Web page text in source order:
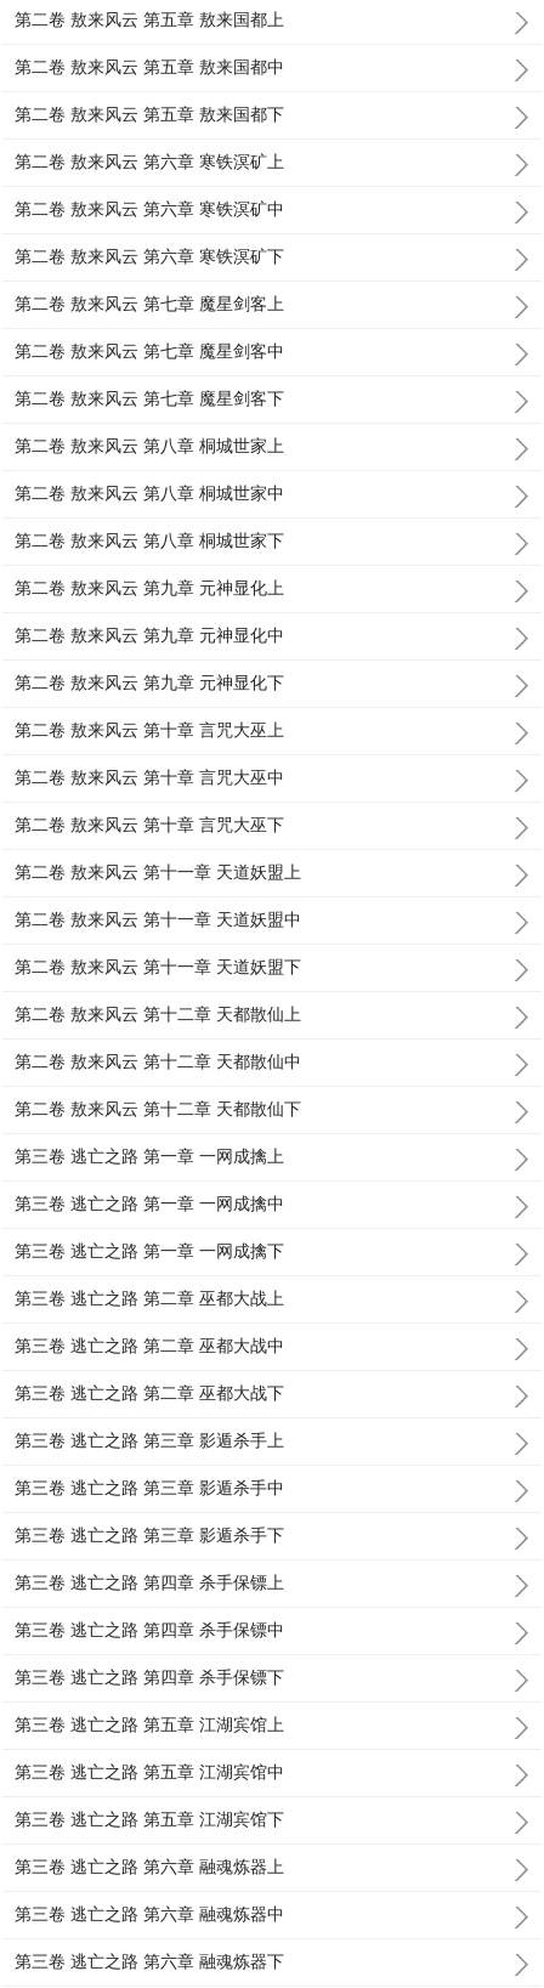
第二卷 敖来风云 第五章 敖来国都上
第二卷 敖来风云 第五章 敖来国都中
第二卷 敖来风云 第五章 敖来国都下
第二卷 敖来风云 第六章 寒铁溟矿上
第二卷 敖来风云 第六章 寒铁溟矿中
第二卷 敖来风云 第六章 寒铁溟矿下
第二卷 敖来风云 第七章 魔星剑客上
第二卷 敖来风云 第七章 魔星剑客中
第二卷 敖来风云 第七章 魔星剑客下
第二卷 敖来风云 第八章 桐城世家上
第二卷 敖来风云 第八章 桐城世家中
第二卷 敖来风云 第八章 桐城世家下
第二卷 敖来风云 第九章 元神显化上
第二卷 敖来风云 第九章 元神显化中
第二卷 敖来风云 第九章 元神显化下
第二卷 敖来风云 第十章 言咒大巫上
第二卷 敖来风云 第十章 言咒大巫中
第二卷 敖来风云 第十章 言咒大巫下
第二卷 敖来风云 第十一章 天道妖盟上
第二卷 敖来风云 第十一章 天道妖盟中
第二卷 敖来风云 第十一章 天道妖盟下
第二卷 敖来风云 第十二章 天都散仙上
第二卷 敖来风云 第十二章 天都散仙中
第二卷 敖来风云 第十二章 天都散仙下
第三卷 逃亡之路 第一章 一网成擒上
第三卷 逃亡之路 第一章 一网成擒中
第三卷 逃亡之路 第一章 一网成擒下
第三卷 逃亡之路 第二章 巫都大战上
第三卷 逃亡之路 第二章 巫都大战中
第三卷 逃亡之路 第二章 巫都大战下
第三卷 逃亡之路 第三章 影遁杀手上
第三卷 逃亡之路 第三章 影遁杀手中
第三卷 逃亡之路 第三章 影遁杀手下
第三卷 逃亡之路 第四章 杀手保镖上
第三卷 逃亡之路 第四章 杀手保镖中
第三卷 逃亡之路 第四章 杀手保镖下
第三卷 逃亡之路 第五章 江湖宾馆上
第三卷 逃亡之路 第五章 江湖宾馆中
第三卷 逃亡之路 第五章 江湖宾馆下
第三卷 逃亡之路 第六章 融魂炼器上
第三卷 逃亡之路 第六章 融魂炼器中
第三卷 逃亡之路 第六章 融魂炼器下